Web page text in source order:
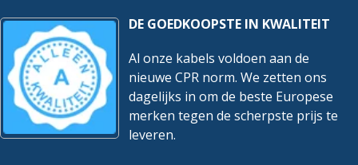
DE GOEDKOOPSTE IN KWALITEIT
Al onze kabels voldoen aan de
nieuwe CPR norm. We zetten ons
dagelijks in om de beste Europese
merken tegen de scherpste prijs te
leveren.